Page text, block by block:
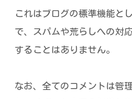
これはブログの標準機能と
で、スパムや荒らしへの対
することはありません。
なお、全てのコメントは管